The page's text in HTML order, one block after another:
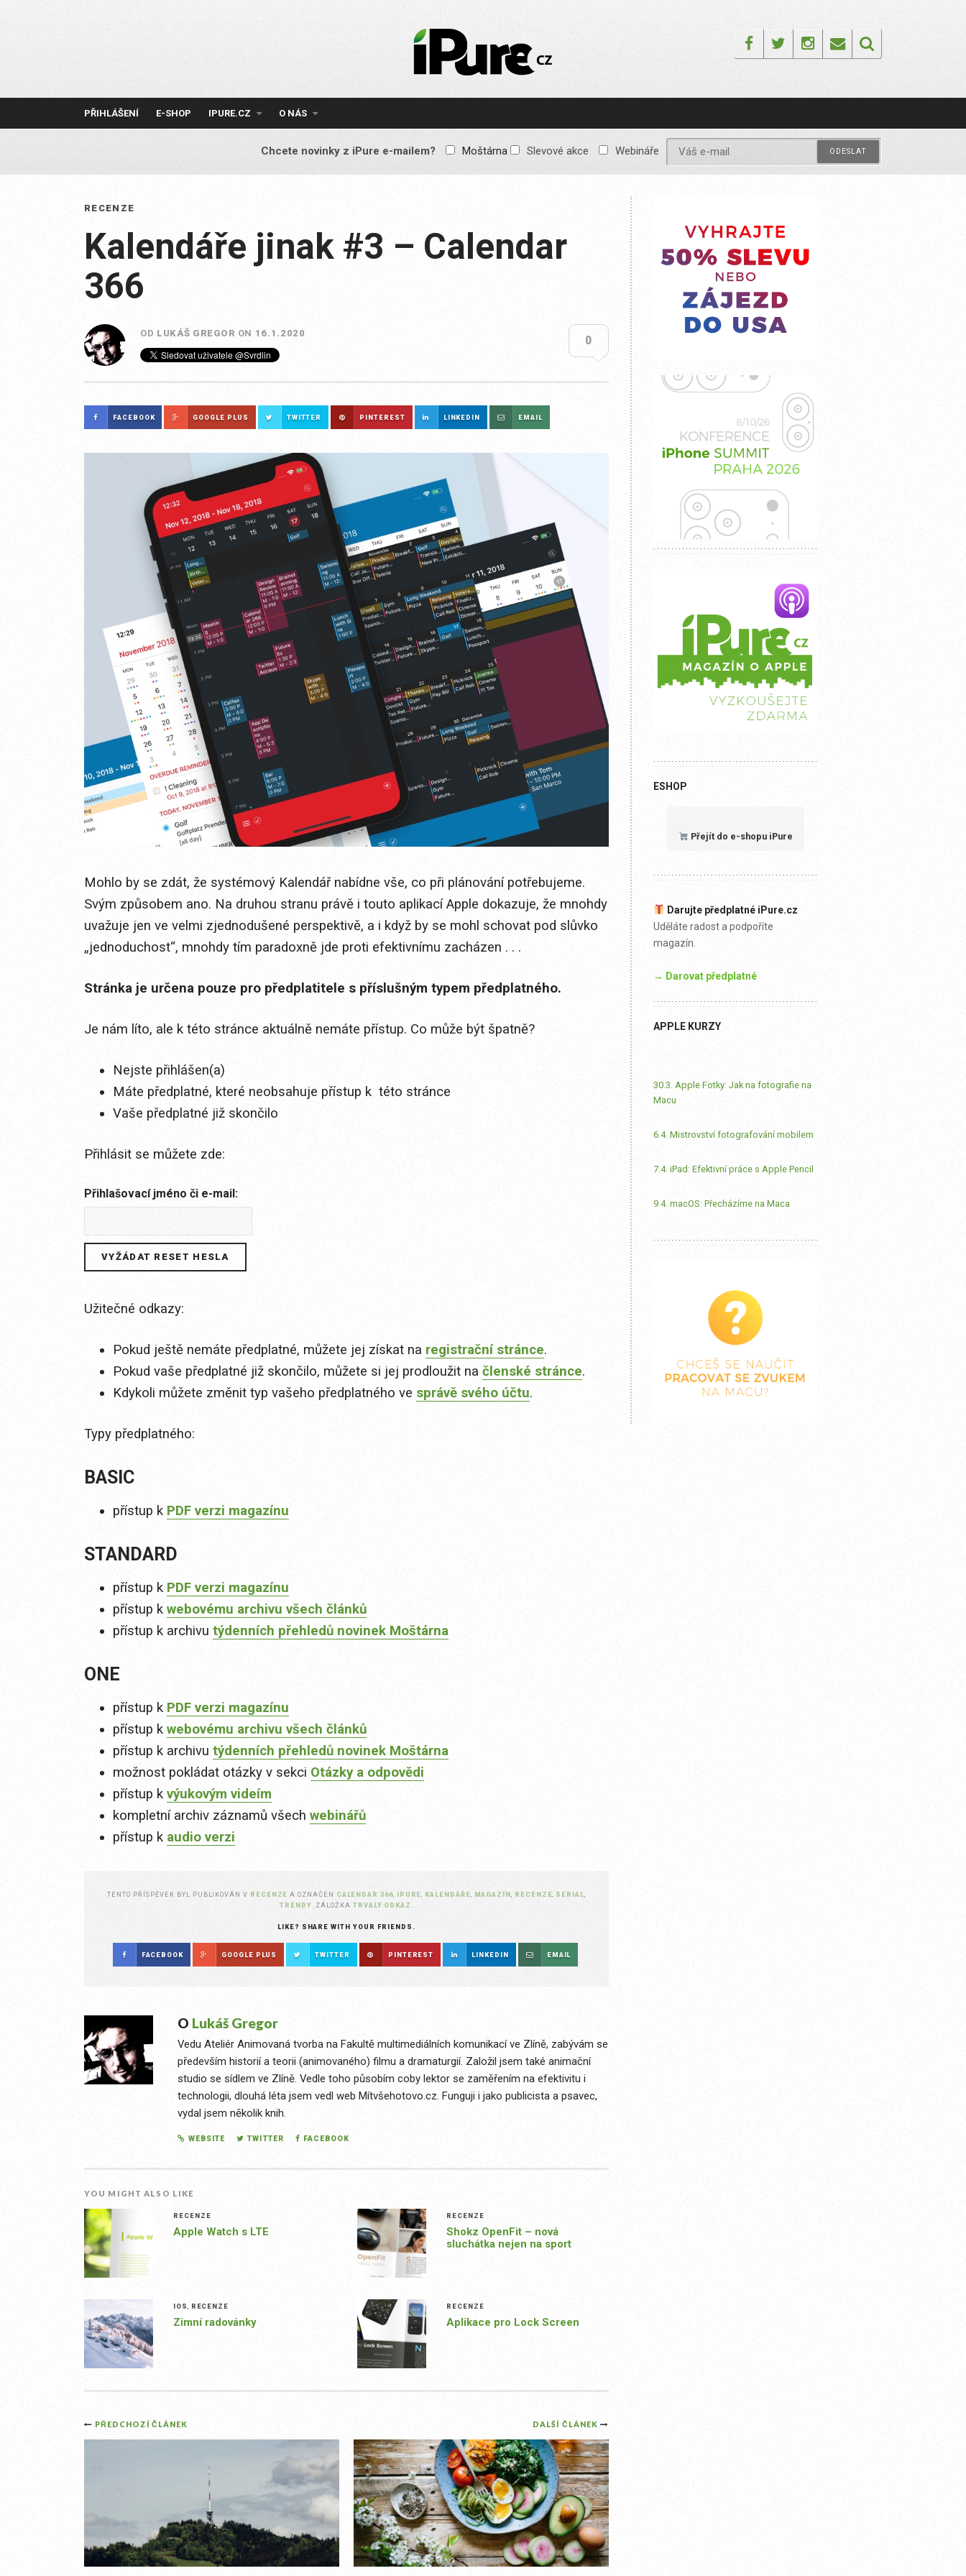
IPURE.CZ
Prémiový Apple e-
reklamy, žádné
obsah pro všechny
FacebookTwitterInstagram
Email
PŘIHLÁŠENÍ E-SHOP IPURE.CZ O NÁS
Chcete novinky z iPure e-mailem? Moštárna Slevové akce Webináře
RECENZE
Kalendáře jinak #3 – Calendar
366
OD LUKÁŠ GREGOR ON 16.1.2020
0
FACEBOOK GOOGLE PLUS TWITTER PINTEREST LINKEDIN EMAIL
Mohlo by se zdát, že systémový Kalendář nabídne vše, co při plánování potřebujeme.
Svým způsobem ano. Na druhou stranu právě i touto aplikací Apple dokazuje, že mnohdy
uvažuje jen ve velmi zjednodušené perspektivě, a i když by se mohl schovat pod slůvko
„jednoduchost“, mnohdy tím paradoxně jde proti efektivnímu zacházen . . .
Stránka je určena pouze pro předplatitele s příslušným typem předplatného.
Je nám líto, ale k této stránce aktuálně nemáte přístup. Co může být špatně?
Nejste přihlášen(a)
Máte předplatné, které neobsahuje přístup k této stránce
Vaše předplatné již skončilo
Přihlásit se můžete zde:
Přihlašovací jméno či e-mail:
Užitečné odkazy:
Pokud ještě nemáte předplatné, můžete jej získat na registrační stránce.
Pokud vaše předplatné již skončilo, můžete si jej prodloužit na členské stránce.
Kdykoli můžete změnit typ vašeho předplatného ve správě svého účtu.
Typy předplatného:
BASIC
přístup k PDF verzi magazínu
STANDARD
přístup k PDF verzi magazínu
přístup k webovému archivu všech článků
přístup k archivu týdenních přehledů novinek Moštárna
ONE
přístup k PDF verzi magazínu
přístup k webovému archivu všech článků
přístup k archivu týdenních přehledů novinek Moštárna
možnost pokládat otázky v sekci Otázky a odpovědi
přístup k výukovým videím
kompletní archiv záznamů všech webinářů
přístup k audio verzi
TENTO PŘÍSPĚVEK BYL PUBLIKOVÁN V RECENZE A OZNAČEN CALENDAR 366, IPURE KALENDÁŘE MAGAZÍN RECENZE SERIAL
TRENDY . ZÁLOŽKA TRVALÝ ODKAZ
LIKE? SHARE WITH YOUR FRIENDS.
FACEBOOK GOOGLE PLUS TWITTER PINTEREST LINKEDIN EMAIL
O Lukáš Gregor
Vedu Ateliér Animovaná tvorba na Fakultě multimediálních komunikací ve Zlíně, zabývám se
především historií a teorii (animovaného) filmu a dramaturgií. Založil jsem také animační
studio se sídlem ve Zlíně. Vedle toho působím coby lektor se zaměřením na efektivitu i
technologii, dlouhá léta jsem vedl web Mítvšehotovo.cz. Funguji i jako publicista a psavec,
vydal jsem několik knih.
WEBSITE TWITTER FACEBOOK
YOU MIGHT ALSO LIKE
RECENZE
Apple Watch s LTE
RECENZE
Shokz OpenFit – nová
sluchátka nejen na sport
IOS RECENZE
Zimní radovánky
RECENZE
Aplikace pro Lock Screen
Post
DALŠÍ ČLÁNEK
PŘEDCHOZÍ ČLÁNEK
ESHOP
Přejít do e-shopu iPure
Darujte předplatné iPure.cz
Uděláte radost a podpoříte
magazín.
→ Darovat předplatné
APPLE KURZY
30.3. Apple Fotky: Jak na fotografie na
Macu
6.4. Mistrovství fotografování mobilem
7.4. iPad: Efektivní práce s Apple Pencil
9.4. macOS: Přecházíme na Maca